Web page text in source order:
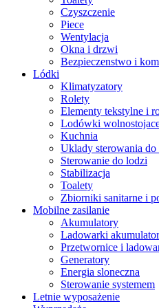
Czyszczenie
Piece
Wentylacja
Okna i drzwi
Bezpieczenstwo i
Lódki
Klimatyzatory
Rolety
Elementy tekstylne i
Lodówki
Kuchnia
Uklady sterowania do
Sterowanie do lodzi
Stabilizacja
Toalety
Zbiorniki sanitarne i
Mobilne zasilanie
Akumulatory
Ladowarki
Przetwornice i
Generatory
Energia sloneczna
Sterowanie systemem
Letnie wyposażenie